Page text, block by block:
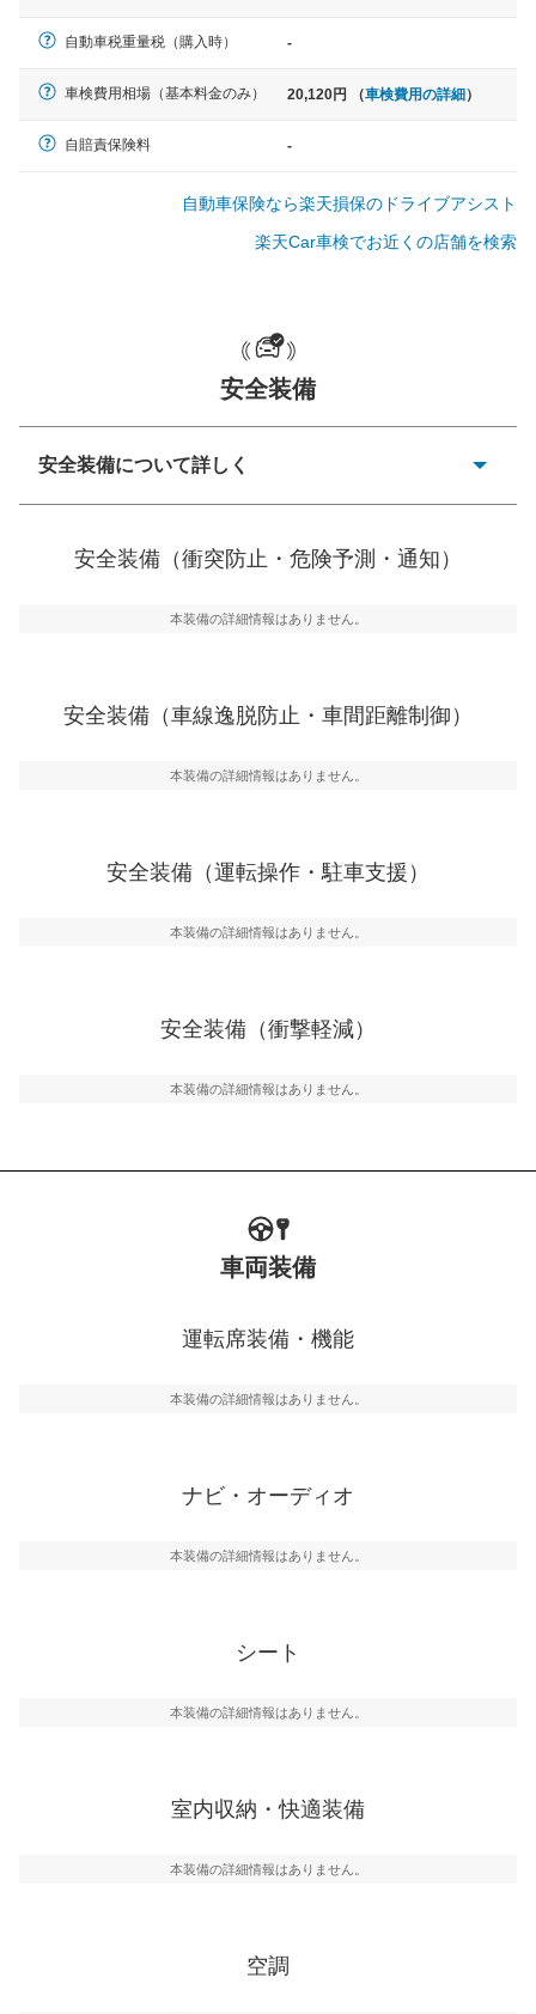
ノア、セレナ、プリウス、カロー
ラ、ステップワゴン など
大型車
クラウン、アルファード、フォレ
カD:5 など
自動車税重量税（購入時） -
車検費用相場（基本料金のみ） 20,120円 （車検費用の詳細）
自賠責保険料 -
自動車保険なら楽天損保のドライブアシスト
楽天Car車検でお近くの店舗を検索
安全装備
安全装備について詳しく
ーキアシスト、ABSなどが装備されています。
車線逸脱防止
車線のはみだしやふらつきを防止するためにレーンキー
運転・駐車支援
グ・アシストやサイドブラインドモニターなどが装備さ
万が一車体が衝撃を受けたときに、運転者・同乗者を守
るSRSエアバッグシステム、プリテンショナーシートベ
安全装備（衝突防止・危険予測・通知）
本装備の詳細情報はありません。
安全装備（車線逸脱防止・車間距離制御）
本装備の詳細情報はありません。
安全装備（運転操作・駐車支援）
本装備の詳細情報はありません。
安全装備（衝撃軽減）
本装備の詳細情報はありません。
車両装備
運転席装備・機能
本装備の詳細情報はありません。
ナビ・オーディオ
本装備の詳細情報はありません。
シート
本装備の詳細情報はありません。
室内収納・快適装備
本装備の詳細情報はありません。
空調